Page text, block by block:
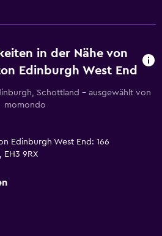
in der Nähe von
Edinburgh West End
Schottland – ausgewählt von
momondo
Edinburgh West End: 166
9RX